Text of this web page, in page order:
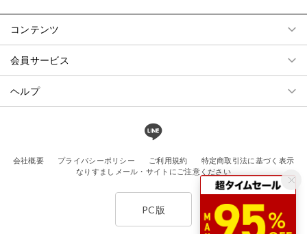
コンテンツ
会員サービス
ヘルプ
会社概要 プライバシーポリシー ご利用規約
特定商取引法に基づく表示
なりすましメール・サイトにご注意ください
PC版